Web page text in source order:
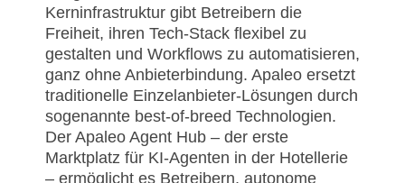
Kerninfrastruktur gibt Betreibern die
Freiheit, ihren Tech-Stack flexibel zu
gestalten und Workflows zu automatisieren,
ganz ohne Anbieterbindung. Apaleo ersetzt
traditionelle Einzelanbieter-Lösungen durch
sogenannte best-of-breed Technologien.
Der Apaleo Agent Hub – der erste
Marktplatz für KI-Agenten in der Hotellerie
– ermöglicht es Betreibern, autonome